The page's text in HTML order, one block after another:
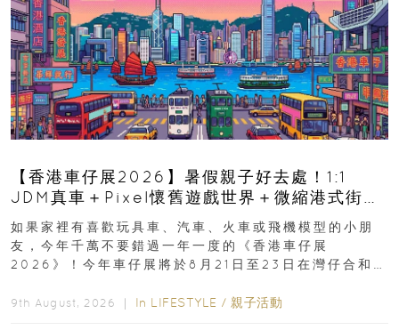
【香港車仔展2026】暑假親子好去處！1:1
JDM真車＋Pixel懷舊遊戲世界＋微縮港式街景
8月灣仔登場 車迷家庭必去！
如果家裡有喜歡玩具車、汽車、火車或飛機模型的小朋
友，今年千萬不要錯過一年一度的《香港車仔展
2026》！今年車仔展將於8月21日至23日在灣仔合和酒
9th August, 2026 ｜ In LIFESTYLE / 親子活動